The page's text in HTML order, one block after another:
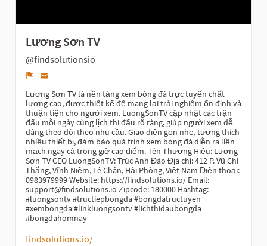
Lương Sơn TV
@findsolutionsio
Denunciar
Lương Sơn TV là nền tảng xem bóng đá trực tuyến chất
lượng cao, được thiết kế để mang lại trải nghiệm ổn định và
thuận tiện cho người xem. LuongSonTV cập nhật các trận
đấu mỗi ngày cùng lịch thi đấu rõ ràng, giúp người xem dễ
dàng theo dõi theo nhu cầu. Giao diện gọn nhẹ, tương thích
nhiều thiết bị, đảm bảo quá trình xem bóng đá diễn ra liền
mạch ngay cả trong giờ cao điểm. Tên Thương Hiệu: Lương
Sơn TV CEO LuongSonTV: Trúc Anh Đào Địa chỉ: 412 P. Vũ Chí
Thắng, Vĩnh Niệm, Lê Chân, Hải Phòng, Việt Nam Điện thoại:
0983979999 Website: https://findsolutions.io/ Email:
support@findsolutions.io Zipcode: 180000 Hashtag:
#luongsontv #tructiepbongda #bongdatructuyen
#xembongda #linkluongsontv #lichthidaubongda
#bongdahomnay
findsolutions.io/